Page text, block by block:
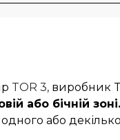
TOR 3,виробник
або бічній зоні.
одного або